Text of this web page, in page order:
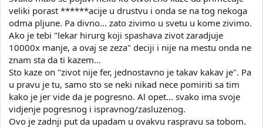
veliki porast ******acije u drustvu i onda se na tog nekoga
odma pljune. Pa divno... zato zivimo u svetu u kome zivimo.
Ako je tebi "lekar hirurg koji spashava zivot zaradjuje
10000x manje, a ovaj se zeza" deciji i nije na mestu onda ne
znam sta da ti kazem...
Sto kaze on "zivot nije fer, jednostavno je takav kakav je". Pa
u pravu je tu, samo sto se neki nikad nece pomiriti sa tim
kako je jer vide da je pogresno. Al opet... svako ima svoje
vidjenje pogresnog i ispravnog/zasluzenog.
Ovo je zadnji put da upadam u ovakvu raspravu sa tobom.